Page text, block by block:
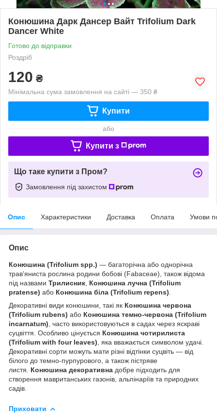
Конюшина Дарк Дансер Вайт Trifolium Dark
Dancer White
Готово до відправки
Роздріб
120 ₴
Мінімальна сума замовлення на сайті — 350 ₴
Купити
або
Купити з
Що таке купити з Пром?
Замовлення під захистом
Опис Характеристики Доставка Оплата Умови
Опис
Конюшина (Trifolium spp.) — багаторічна або однорічна
трав'яниста рослина родини бобові (Fabaceae), також відома
під назвами Трилисник Конюшина лучна (Trifolium
pratense) або Конюшина біла (Trifolium repens)
Декоративні види конюшини, такі як Конюшина червона
(Trifolium rubens) або Конюшина темно-червона (Trifolium
incarnatum) , часто використовуються в садах через яскраві
суцвіття. Особливо цінується Конюшина чотирилиста
(Trifolium with four leaves) , яка вважається символом удачі.
Декоративні сорти можуть мати різні відтінки суцвіть — від
білого до темно-пурпурового, а також пістряве
листя. Конюшина декоративна добре підходить для
створення мавританських газонів, альпінаріїв та природних
садів.
Приховати